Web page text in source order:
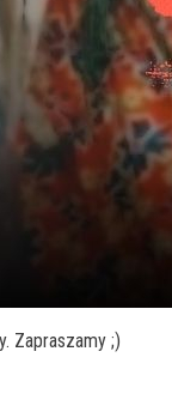
Zapraszamy ;)